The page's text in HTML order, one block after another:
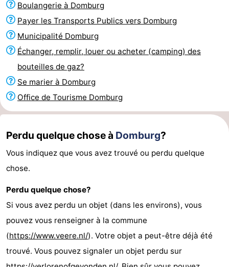
faire
d'intérêt
-
Musées
-
Monuments
-
Moulins
-
Phares
-
de
vue
-
Terrains
de
jeux
-
Aires
de
jeux
intérieures
-
Bowling
-
Parcours
de
Centres
de
Villages
Boulangerie à Domburg
Payer les Transports Publics vers Domburg
Municipalité Domburg
Échanger, remplir, louer ou acheter (camping) des
bouteilles de gaz?
Se marier à Domburg
Office de Tourisme Domburg
Perdu quelque chose à Domburg?
Vous indiquez que vous avez trouvé ou perdu quelque
chose.
Perdu quelque chose?
Si vous avez perdu un objet (dans les environs), vous
pouvez vous renseigner à la commune
(https://www.veere.nl/). Votre objet a peut-être déjà été
trouvé. Vous pouvez signaler un objet perdu sur